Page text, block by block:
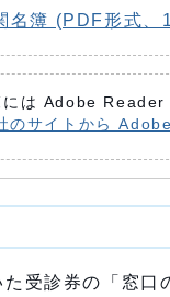
名簿 (PDF形式
には Adobe Reader
のサイトから
受診券の「窓口